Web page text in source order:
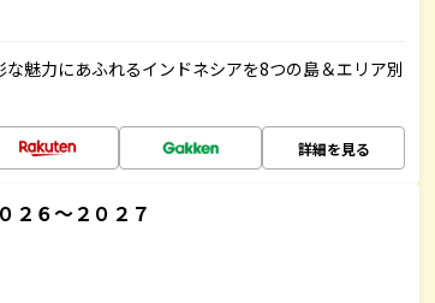
魅力にあふれるインドネシアを8つの島＆エリア別
詳細を見る
６～２０２７